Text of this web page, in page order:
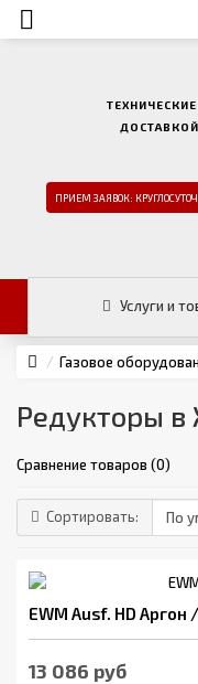
ПРИЕМ ЗАЯВОК:
Услуги и
Газовое
Редукторы
Сравнение товаров (0)
Сортировать:
EWM Ausf. HD Аргон
13 086 руб